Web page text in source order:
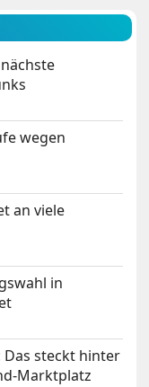
wegen
an viele
in
Das steckt hinter
Marktplatz